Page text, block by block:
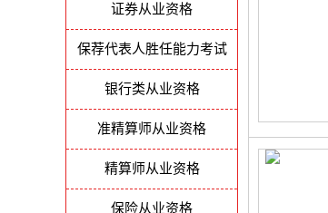
证券从业资格
保荐代表人胜任能力考试
银行类从业资格
准精算师从业资格
精算师从业资格
保险从业资格